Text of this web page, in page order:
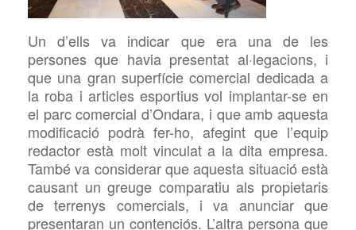
Un d’ells va indicar que era una de les
persones que havia presentat al·legacions, i
que una gran superfície comercial dedicada a
la roba i articles esportius vol implantar-se en
el parc comercial d’Ondara, i que amb aquesta
modificació podrà fer-ho, afegint que l’equip
redactor està molt vinculat a la dita empresa.
També va considerar que aquesta situació està
causant un greuge comparatiu als propietaris
de terrenys comercials, i va anunciar que
presentaran un contenciós. L’altra persona que